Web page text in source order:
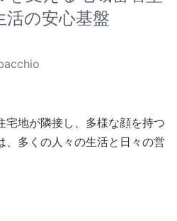
活の安心基盤
宅地が隣接し、多様な顔を持つ
、多くの人々の生活と日々の営